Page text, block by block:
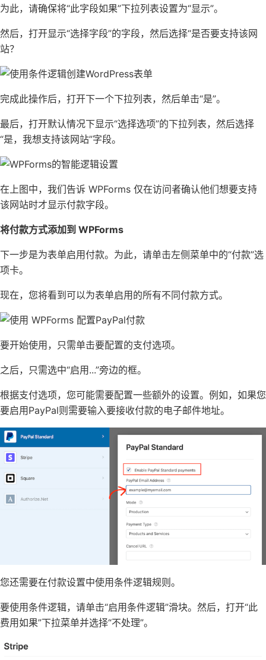
为此，请确保将“此字段如果”下拉列表设置为“显示”。
然后，打开显示“选择字段”的字段，然后选择“是否要支持该网
站？
完成此操作后，打开下一个下拉列表，然后单击“是”。
最后，打开默认情况下显示“选择选项”的下拉列表，然后选择
“是，我想支持该网站”字段。
在上图中，我们告诉 WPForms 仅在访问者确认他们想要支持
该网站时才显示付款字段。
将付款方式添加到 WPForms
下一步是为表单启用付款。为此，请单击左侧菜单中的“付款”选
项卡。
现在，您将看到可以为表单启用的所有不同付款方式。
要开始使用，只需单击要配置的支付选项。
之后，只需选中“启用...”旁边的框。
根据支付选项，您可能需要配置一些额外的设置。例如，如果您
要启用PayPal则需要输入要接收付款的电子邮件地址。
您还需要在付款设置中使用条件逻辑规则。
要使用条件逻辑，请单击“启用条件逻辑”滑块。然后，打开“此
费用如果”下拉菜单并选择“不处理”。